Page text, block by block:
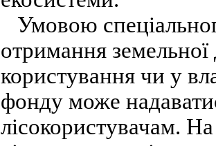
Умовою
отримання
користування чи у
фонду може
лісокористувачам.